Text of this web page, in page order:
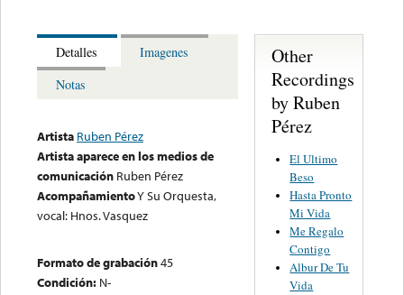
Detalles
Imagenes
Notas
Artista Ruben Pérez
Artista aparece en los medios de
comunicación Ruben Pérez
AcompañamientoY Su Orquesta,
vocal: Hnos. Vasquez
Formato de grabación45
Condición: N-
Other
Recordings
by Ruben
Pérez
El Ultimo
Beso
Hasta Pronto
Mi Vida
Me Regalo
Contigo
Albur De Tu
Vida